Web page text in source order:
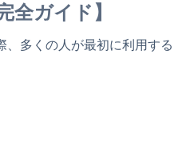
全ガイド】
、多くの人が最初に利用する